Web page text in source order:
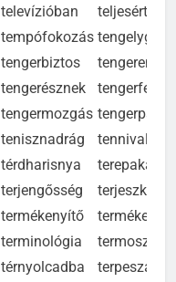
televízióban
teljesértékű
tempófokozás
tengerbiztos
tengerentúli
tengerésznek
tengerfenéki
tengermozgás tengerpartot
tenisznadrág
térdharisnya
terjengősség
terjeszkedés
termékenyítő
terminológia
térnyolcadba
terpeszállás